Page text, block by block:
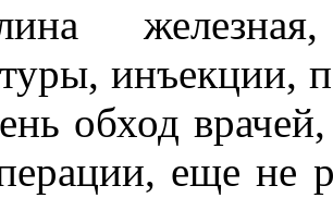
инъекции,
обход
еще не